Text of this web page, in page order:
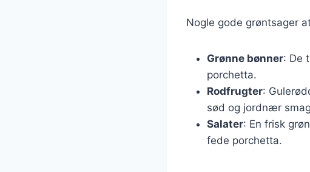
Nogle gode grøntsager
Grønne bønner: De
porchetta.
Rodfrugter:
sød og jordnær
Salater: En frisk
fede porchetta.